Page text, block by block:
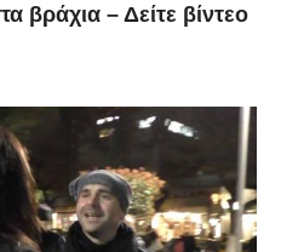
βράχια – Δείτε βίντεο